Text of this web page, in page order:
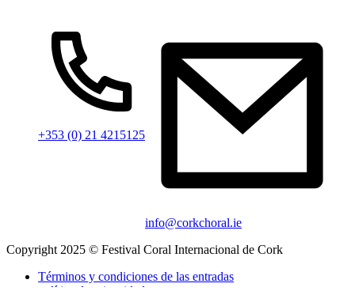
+353 (0) 21 4215125
info@corkchoral.ie
Copyright 2025 © Festival Coral Internacional de Cork
Términos y condiciones de las entradas